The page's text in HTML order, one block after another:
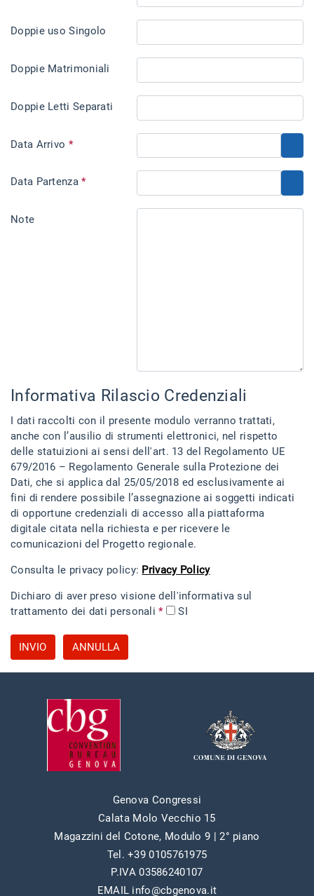
Doppie uso Singolo
Doppie Matrimoniali
Doppie Letti Separati
Data Arrivo *
Data Partenza*
Note
Informativa Rilascio Credenziali
I dati raccolti con il presente modulo verranno trattati,
anche con l’ausilio di strumenti elettronici, nel rispetto
delle statuizioni ai sensi dell'art. 13 del Regolamento UE
679/2016 – Regolamento Generale sulla Protezione dei
Dati, che si applica dal 25/05/2018 ed esclusivamente ai
fini di rendere possibile l’assegnazione ai soggetti indicati
di opportune credenziali di accesso alla piattaforma
digitale citata nella richiesta e per ricevere le
comunicazioni del Progetto regionale.
Consulta le privacy policy: Privacy Policy
Dichiaro di aver preso visione dell'informativa sul
trattamento dei dati personali * SI
INVIO ANNULLA
Genova Congressi
Calata Molo Vecchio 15
Magazzini del Cotone, Modulo 9 | 2° piano
Tel. +39 0105761975
P.IVA 03586240107
EMAIL info@cbgenova.it